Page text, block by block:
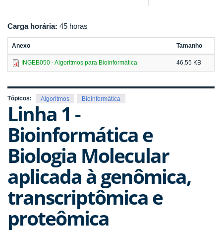
Carga horária: 45 horas
Anexo Tamanho
INGEB050 - Algoritmos para Bioinformática 46.55 KB
Tópicos: Algoritmos Bioinformática
Linha 1 -
Bioinformática e
Biologia Molecular
aplicada à genômica,
transcriptômica e
proteômica